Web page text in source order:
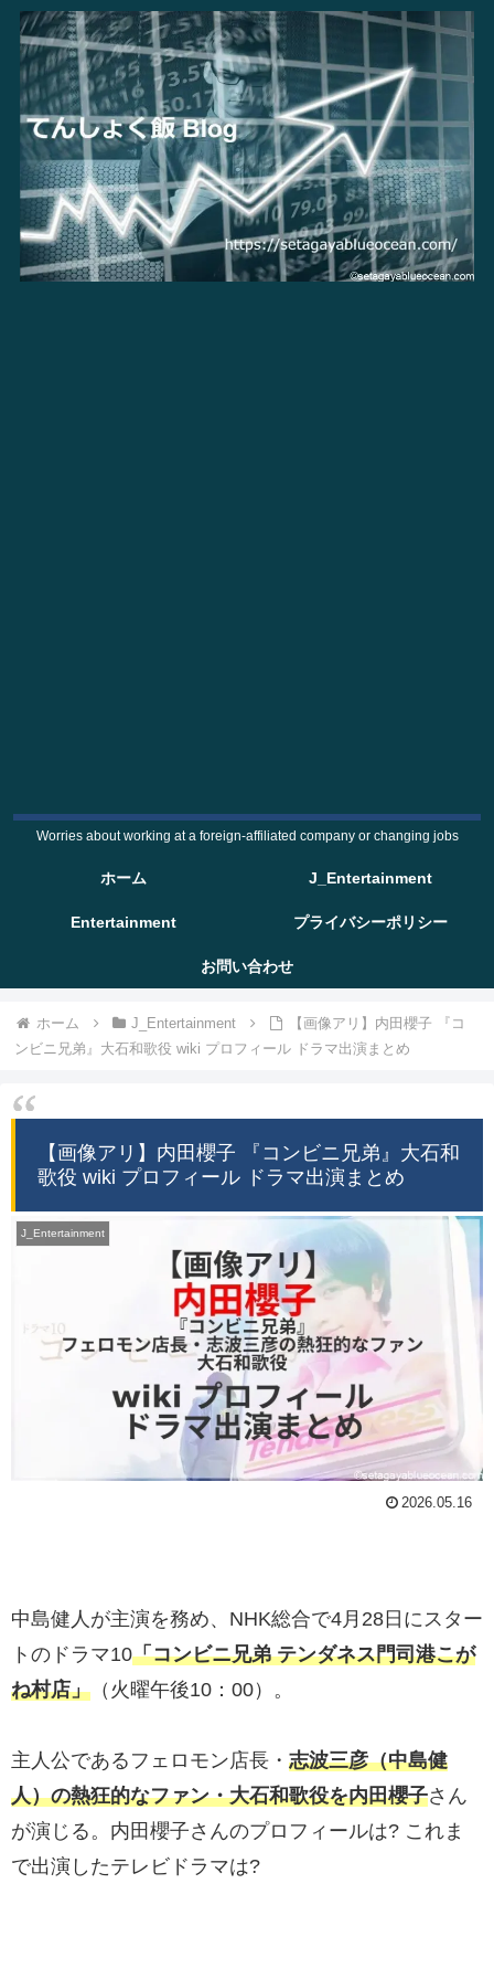
Worries about working at a foreign-affiliated company or changing jobs
ホーム J_Entertainment
Entertainment プライバシーポリシー
お問い合わせ
ホーム J_Entertainment
【画像アリ】内田櫻子 『コ
ンビニ兄弟』大石和歌役 wiki プロフィール ドラマ出演まとめ
【画像アリ】内田櫻子 『コンビニ兄弟』大石和
歌役 wiki プロフィール ドラマ出演まとめ
J_Entertainment
2026.05.16
中島健人が主演を務め、NHK総合で4月28日にスター
トのドラマ10「コンビニ兄弟 テンダネス門司港こが
ね村店」 （火曜午後10：00）。
主人公であるフェロモン店長・ 志波三彦（中島健
人）の熱狂的なファン・大石和歌役を内田櫻子さん
が演じる。内田櫻子さんのプロフィールは? これま
で出演したテレビドラマは?